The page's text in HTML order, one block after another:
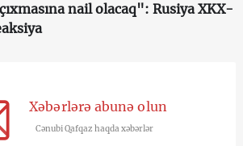
nail olacaq": Rusiya XKX-
Xəbərlərə abunə olun
Cənubi Qafqaz haqda xəbərlər